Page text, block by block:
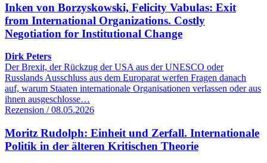
Inken von Borzyskowski, Felicity Vabulas: Exit
from International Organizations. Costly
Negotiation for Institutional Change
Dirk Peters
Der Brexit, der Rückzug der USA aus der UNESCO oder
Russlands Ausschluss aus dem Europarat werfen Fragen danach
auf, warum Staaten internationale Organisationen verlassen oder aus
ihnen ausgeschlosse…
Rezension / 08.05.2026
Moritz Rudolph: Einheit und Zerfall. Internationale
Politik in der älteren Kritischen Theorie